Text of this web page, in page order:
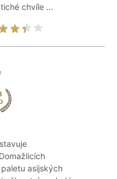
chvíle ...
asijských